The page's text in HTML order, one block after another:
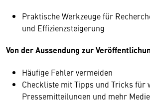
Praktische Werkzeuge für
und Effizienzsteigerung
Von der Aussendung zur
Häufige Fehler vermeiden
Checkliste mit Tipps und Tricks für
Pressemitteilungen und mehr